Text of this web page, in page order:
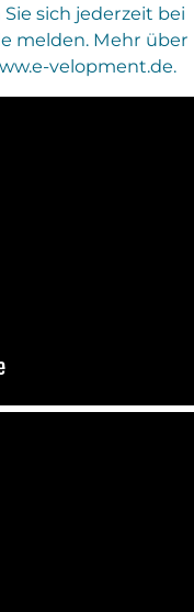
sich jederzeit bei
melden. Mehr über
velopment.de.